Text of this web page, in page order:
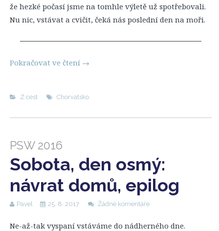
že hezké počasí jsme na tomhle výletě už spotřebovali.
Nu nic, vstávat a cvičit, čeká nás poslední den na moři.
Pokračovat ve čtení →
Z cest Chorvatsko
PSW 2016
Sobota, den osmý:
návrat domů, epilog
Pavel 25. 8. 2017 Žádné komentáře
Ne-až-tak vyspaní vstáváme do nádherného dne.